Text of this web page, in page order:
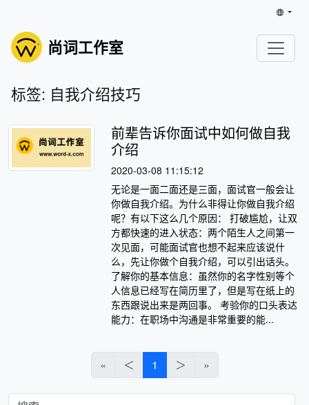
尚词工作室
标签: 自我介绍技巧
前辈告诉你面试中如何做自我
介绍
2020-03-08 11:15:12
无论是一面二面还是三面，面试官一般会让
你做自我介绍。为什么非得让你做自我介绍
呢？有以下这么几个原因： 打破尴尬，让双
方都快速的进入状态：两个陌生人之间第一
次见面，可能面试官也想不起来应该说什
么，先让你做个自我介绍，可以引出话头。
了解你的基本信息：虽然你的名字性别等个
人信息已经写在简历里了，但是写在纸上的
东西跟说出来是两回事。 考验你的口头表达
能力：在职场中沟通是非常重要的能...
« ＜ 1 ＞ »